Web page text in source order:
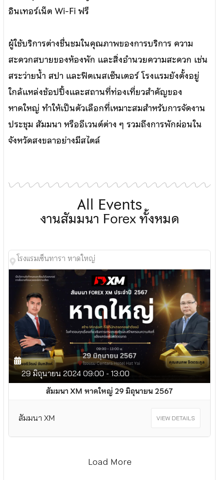
อินเทอร์เน็ต Wi-Fi ฟรี
ผู้ใช้บริการต่างชื่นชมในคุณภาพของการบริการ ความ
สะดวกสบายของห้องพัก และสิ่งอำนวยความสะดวก เช่น
สระว่ายน้ำ สปา และฟิตเนสเซ็นเตอร์ โรงแรมยังตั้งอยู่
ใกล้แหล่งช้อปปิ้งและสถานที่ท่องเที่ยวสำคัญของ
หาดใหญ่ ทำให้เป็นตัวเลือกที่เหมาะสมสำหรับการจัดงาน
ประชุม สัมมนา หรืออีเวนต์ต่าง ๆ รวมถึงการพักผ่อนใน
จังหวัดสงขลาอย่างมีสไตล์
All Events
งานสัมมนา Forex ทั้งหมด
โรงแรมเซ็นทารา หาดใหญ่
29 มิถุนายน 2024 09:00 - 13:00
สัมมนา XM หาดใหญ่ 29 มิถุนายน 2567
สัมมนา XM VIEW DETAILS
Load More